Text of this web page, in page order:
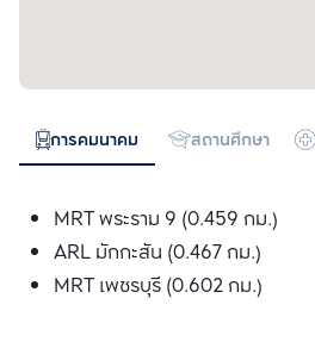
การคมนาคม สถานศึกษา
MRT พระราม 9 (0.459 กม.)
ARL มักกะสัน (0.467 กม.)
MRT เพชรบุรี (0.602 กม.)